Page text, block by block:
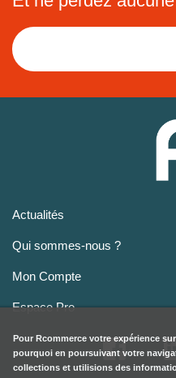
Actualités
Qui sommes-nous ?
Mon Compte
Espace Pro
Pour Rcommerce votre expérience
pourquoi en poursuivant votre
collections et utilisions des